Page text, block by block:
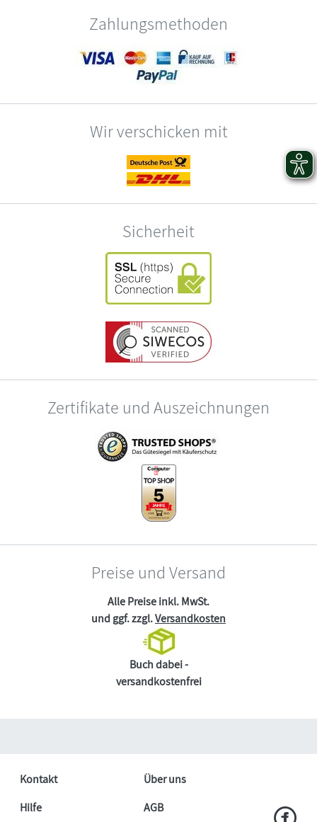
Zahlungsmethoden
Wir verschicken mit
Sicherheit
Zertifikate und Auszeichnungen
Preise und Versand
Alle Preise inkl. MwSt.
und ggf. zzgl.Versandkosten
Buch dabei -
versandkostenfrei
Kontakt
Über uns
Hilfe
AGB